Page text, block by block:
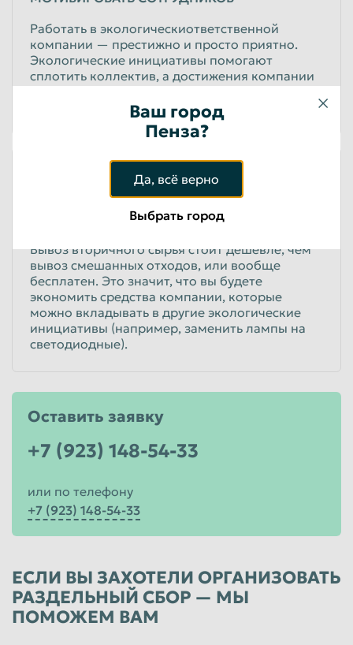
Работать в экологическиответственной
компании — престижно и просто приятно.
Экологические инициативы помогают
сплотить коллектив, а достижения компании
в области устойчивого развития дают повод
Вывоз вторичного сырья стоит дешевле, чем
вывоз смешанных отходов, или вообще
бесплатен. Это значит, что вы будете
экономить средства компании, которые
можно вкладывать в другие экологические
инициативы (например, заменить лампы на
светодиодные).
Оставить заявку
+7 (923) 148-54-33
или по телефону
+7 (923) 148-54-33
ЕСЛИ ВЫ ЗАХОТЕЛИ ОРГАНИЗОВАТЬ
РАЗДЕЛЬНЫЙ СБОР — МЫ
ПОМОЖЕМ ВАМ
Ваш город
Пенза?
Да, всё верно
Выбрать город